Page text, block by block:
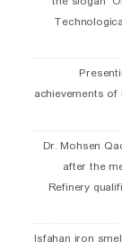
achievements of
Dr. Mohsen
after the
Refinery
Isfahan iron